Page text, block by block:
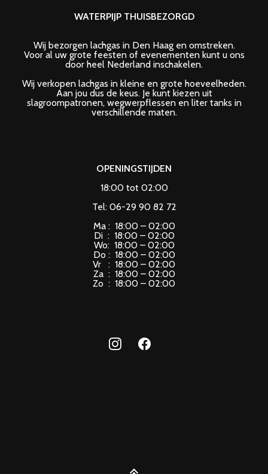
WATERPIJP THUISBEZORGD
Wij bezorgen lachgas in Den Haag en omstreken.
Voor al uw grote feesten of evenementen kunt u ons
door heel Nederland inschakelen.
Wij verkopen lachgas in kleine en grote hoeveelheden.
Aan jou dus de keus. Je kunt kiezen uit
slagroompatronen, wegwerpflessen en liter tanks in
verschillende maten.
OPENINGSTIJDEN
18:00 tot 02:00
Tel: 06-29 90 82 72
Ma : 18:00 – 02:00
Di : 18:00 – 02:00
Wo: 18:00 – 02:00
Do : 18:00 – 02:00
Vr : 18:00 – 02:00
Za : 18:00 – 02:00
Zo : 18:00 – 02:00
instagramfacebook